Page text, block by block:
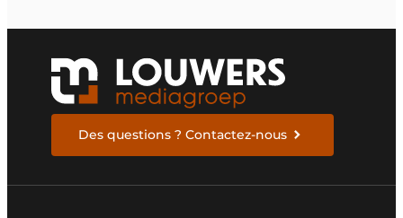
Des questions ? Contactez-nous